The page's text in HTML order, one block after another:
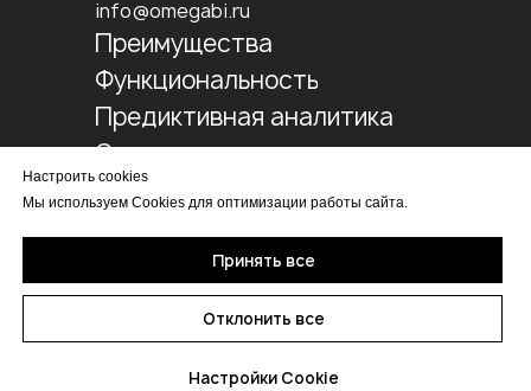
info@omegabi.ru
Преимущества
Функциональность
Предиктивная аналитика
Отчетность
Внедрение
Все указанные на сайте цены носят
характер и не являются публичной офертой (ст.
Политика конфиденциальности
Обработка персональных данных
Настроить cookies
Мы используем Cookies для оптимизации работы сайта.
Принять все
Отклонить все
Настройки Cookie